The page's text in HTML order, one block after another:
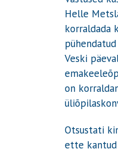
Helle
korraldada
Veski
on
Otsustati
ette kantud